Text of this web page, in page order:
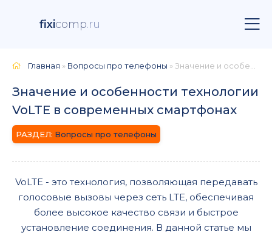
fixicomp.ru
Главная » Вопросы про телефоны » Значение и особенности технологии VoLTE в современных смартфонах
Значение и особенности технологии
VoLTE в современных смартфонах
Вопросы про телефоны
VoLTE - это технология, позволяющая передавать
голосовые вызовы через сеть LTE, обеспечивая
более высокое качество связи и быстрое
установление соединения. В данной статье мы